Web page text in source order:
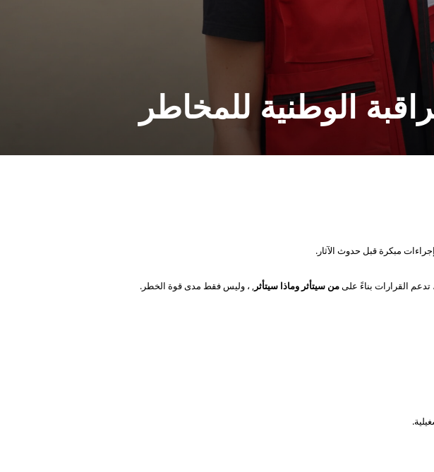
الوطنية للمخاطر
مبكرة قبل حدوث الآثار.
القرارات بناءً على من سيتأثر وماذا سيتأثر , ، وليس فقط مدى قوة الخطر.